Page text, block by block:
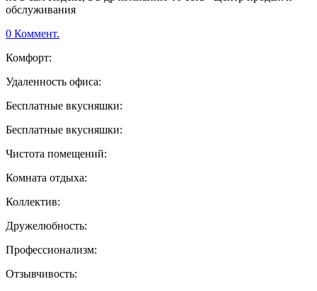
обслуживания
0 Коммент.
Комфорт:
Удаленность офиса:
Бесплатные вкусняшки:
Бесплатные вкусняшки:
Чистота помещений:
Комната отдыха:
Коллектив:
Дружелюбность:
Профессионализм:
Отзывчивость: